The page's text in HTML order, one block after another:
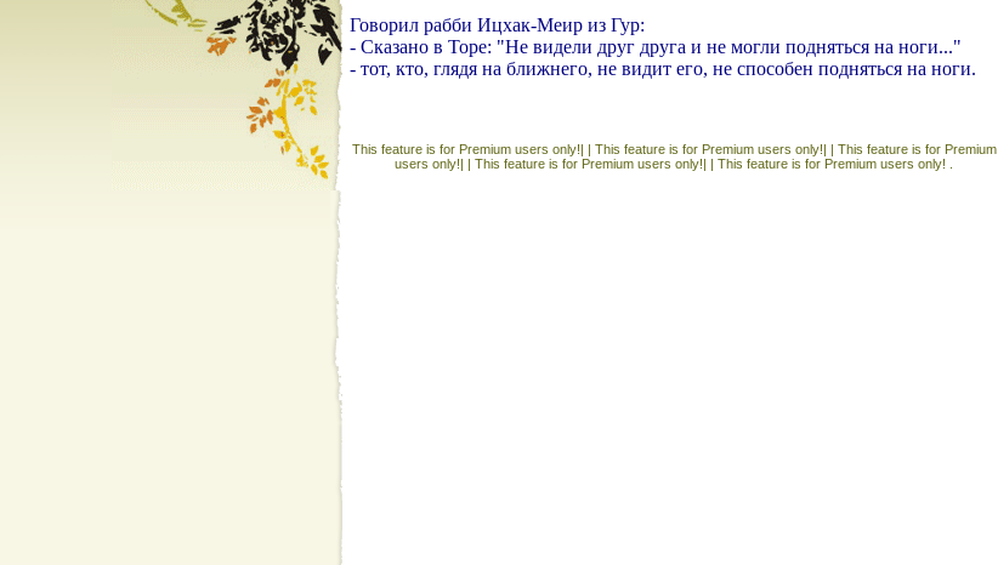
Говорил рабби Ицхак-Меир из Гур:
- Сказано в Торе: "Не видели друг друга и не могли подняться на ноги..."
- тот, кто, глядя на ближнего, не видит его, не способен подняться на ноги.
This feature is for Premium users only!| | This feature is for Premium users only!| | This feature is for Premium
users only!| | This feature is for Premium users only!| | This feature is for Premium users only! .